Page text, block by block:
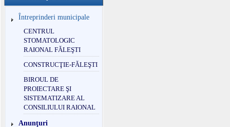
Întreprinderi municipale
CENTRUL
STOMATOLOGIC
RAIONAL FĂLEŞTI
CONSTRUCŢIE-FĂLEŞTI
BIROUL DE
PROIECTARE ŞI
SISTEMATIZARE AL
CONSILIULUI RAIONAL
Anunţuri